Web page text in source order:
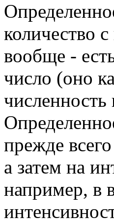
количество
вообще -
число (оно
прежде
а затем на
например, в